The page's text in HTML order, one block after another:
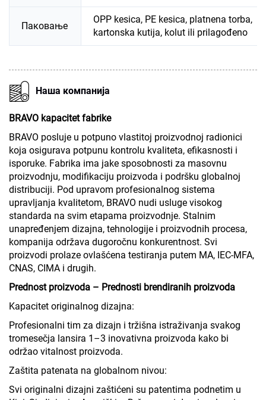
Паковање
OPP kesica, PE kesica, platnena torba,
kartonska kutija, kolut ili prilagođeno
Наша компанија
BRAVO kapacitet fabrike
BRAVO posluje u potpuno vlastitoj proizvodnoj radionici
koja osigurava potpunu kontrolu kvaliteta, efikasnosti i
isporuke. Fabrika ima jake sposobnosti za masovnu
proizvodnju, modifikaciju proizvoda i podršku globalnoj
distribuciji. Pod upravom profesionalnog sistema
upravljanja kvalitetom, BRAVO nudi usluge visokog
standarda na svim etapama proizvodnje. Stalnim
unapređenjem dizajna, tehnologije i proizvodnih procesa,
kompanija održava dugoročnu konkurentnost. Svi
proizvodi prolaze ovlašćena testiranja putem MA, IEC-MFA,
CNAS, CIMA i drugih.
Prednost proizvoda – Prednosti brendiranih proizvoda
Kapacitet originalnog dizajna:
Profesionalni tim za dizajn i tržišna istraživanja svakog
tromesečja lansira 1–3 inovativna proizvoda kako bi
održao vitalnost proizvoda.
Zaštita patenata na globalnom nivou:
Svi originalni dizajni zaštićeni su patentima podnetim u